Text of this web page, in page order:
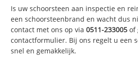
Is uw schoorsteen aan inspectie en
een schoorsteenbrand en wacht dus
contact met ons op via0511-233005 of
contactformulier. Bij ons regelt u een
snel en gemakkelijk.